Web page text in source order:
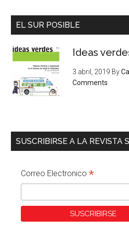
EL SUR POSIBLE
Ideas
3 abril, 2019 By
Comments
SUSCRIBIRSE A LA REVISTA
Correo Electronico*